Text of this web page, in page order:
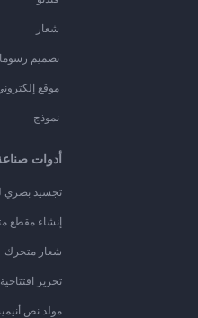
شعار
تصميم
موقع
نموذج
أدوات
تجسيد بصري
إنشاء مقطع
شعار متحرك
تحرير افتتاحية
مولد نص